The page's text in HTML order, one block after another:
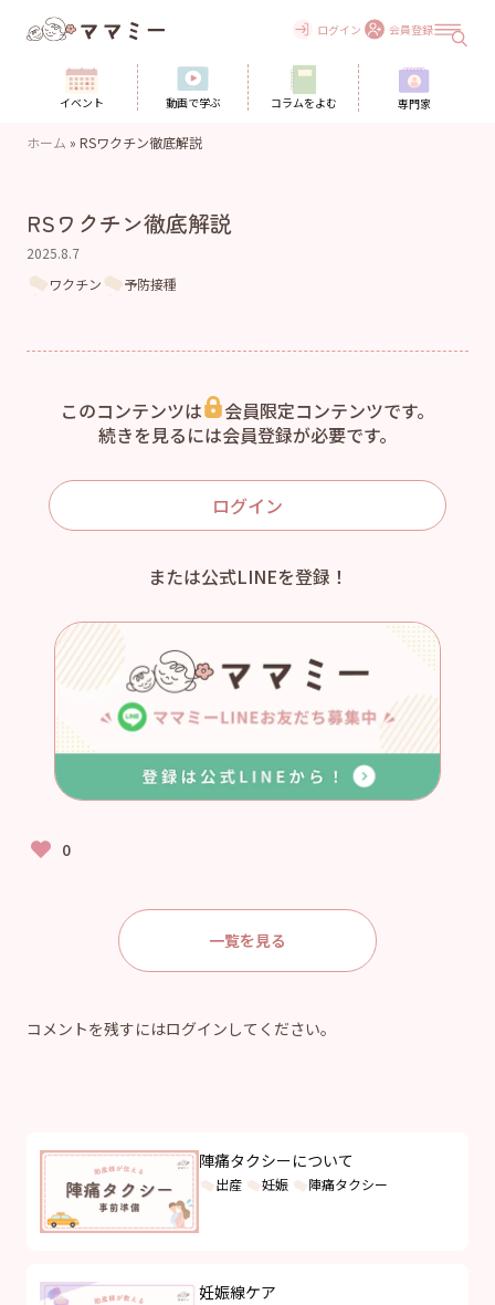
ログイン 会員登録
イベント 動画で学ぶ コラムをよむ 専門家
ホーム » RSワクチン徹底解説
RSワクチン徹底解説
2025.8.7
ワクチン
予防接種
このコンテンツは
会員限定コンテンツです。
続きを見るには会員登録が必要です。
ログイン
または公式LINEを登録！
一覧を見る
コメントを残すにはログインしてください。
陣痛タクシーについて
出産 妊娠 陣痛タクシー
妊娠線ケア